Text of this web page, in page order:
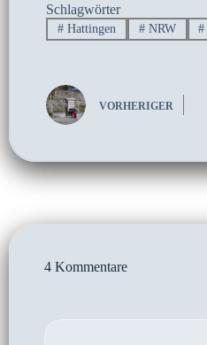
Schlagwörter
#Hattingen #NRW #
VORHERIGER
4 Kommentare